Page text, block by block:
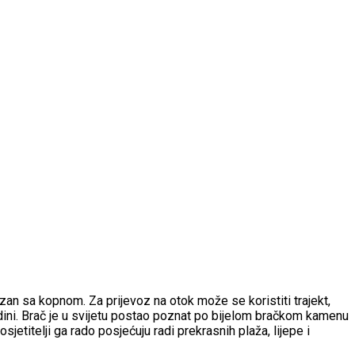
sa kopnom. Za prijevoz na otok može se koristiti trajekt,
Brač je u svijetu postao poznat po bijelom bračkom kamenu
ga rado posjećuju radi prekrasnih plaža, lijepe i